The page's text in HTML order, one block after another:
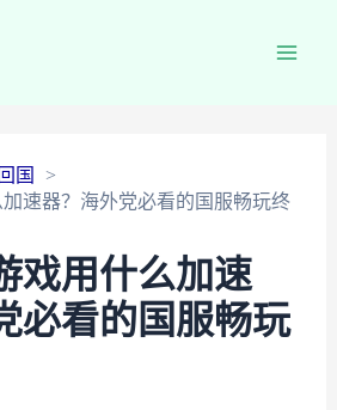
国
速器？海外党必看的国服畅玩终
戏用什么加速
必看的国服畅玩